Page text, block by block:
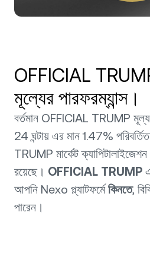
OFFICIAL
মূল্যের পারফরম্যান্স।
বর্তমান OFFICIAL TRUMP
24 ঘন্টায় এর মান 1.47%
TRUMP মার্কেট
রয়েছে। OFFICIAL TRUMP
আপনি Nexo প্ল্যাটফর্মেকিনতে,
পারেন।